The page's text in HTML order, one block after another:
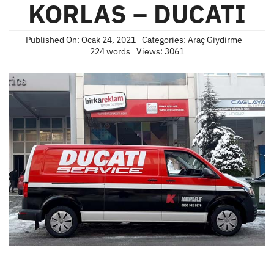
KORLAS – DUCATI
Published On: Ocak 24, 2021 Categories: Araç Giydirme
224 words
Views: 3061